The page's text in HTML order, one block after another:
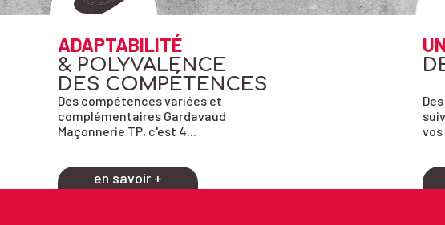
ADAPTABILITÉ
& POLYVALENCE
DES COMPÉTENCES
Des compétences variées et
complémentaires Gardavaud
Maçonnerie TP, c'est 4...
en savoir +